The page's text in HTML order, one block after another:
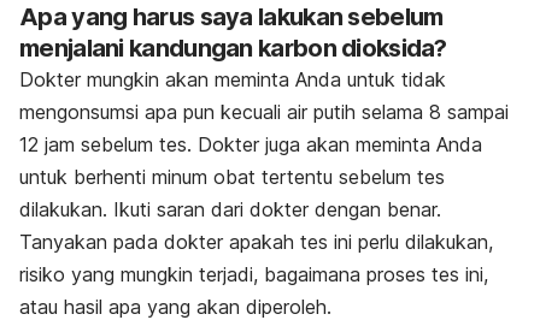
Apa yang harus saya lakukan sebelum
menjalani kandungan karbon dioksida?
Dokter mungkin akan meminta Anda untuk tidak
mengonsumsi apa pun kecuali air putih selama 8 sampai
12 jam sebelum tes. Dokter juga akan meminta Anda
untuk berhenti minum obat tertentu sebelum tes
dilakukan. Ikuti saran dari dokter dengan benar.
Tanyakan pada dokter apakah tes ini perlu dilakukan,
risiko yang mungkin terjadi, bagaimana proses tes ini,
atau hasil apa yang akan diperoleh.